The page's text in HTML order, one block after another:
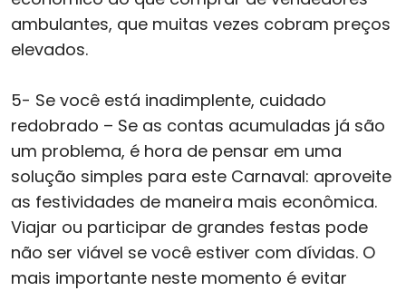
ambulantes, que muitas vezes cobram preços
elevados.
5- Se você está inadimplente, cuidado
redobrado – Se as contas acumuladas já são
um problema, é hora de pensar em uma
solução simples para este Carnaval: aproveite
as festividades de maneira mais econômica.
Viajar ou participar de grandes festas pode
não ser viável se você estiver com dívidas. O
mais importante neste momento é evitar